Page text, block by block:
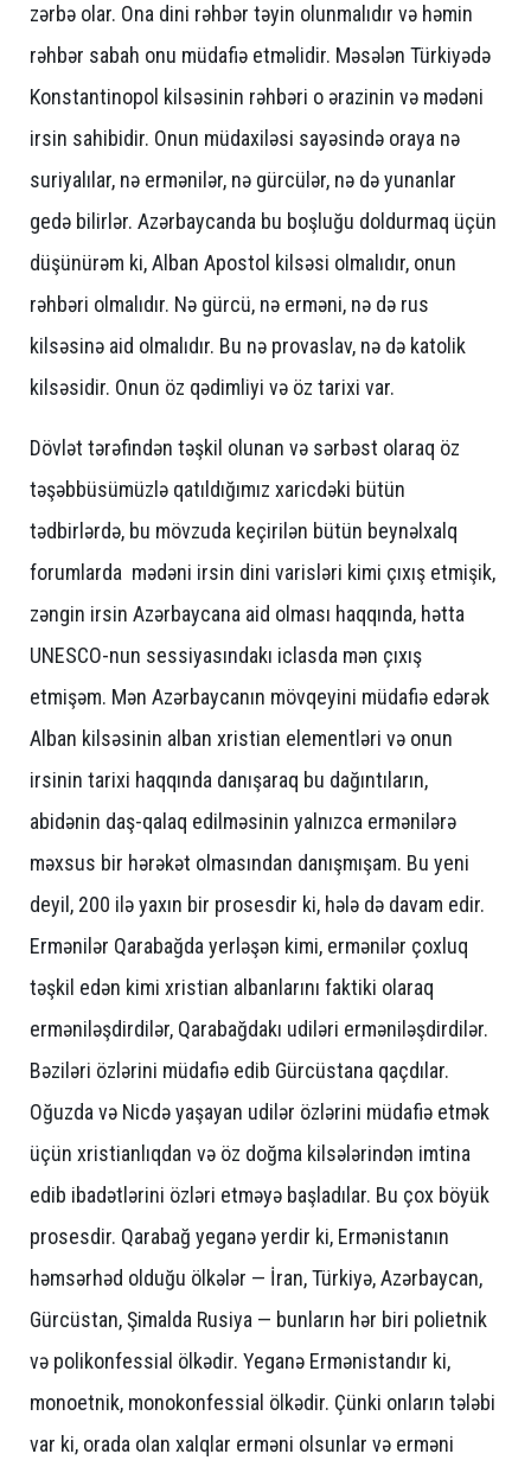
zərbə olar. Ona dini rəhbər təyin olunmalıdır və həmin
rəhbər sabah onu müdafiə etməlidir. Məsələn Türkiyədə
Konstantinopol kilsəsinin rəhbəri o ərazinin və mədəni
irsin sahibidir. Onun müdaxiləsi sayəsində oraya nə
suriyalılar, nə ermənilər, nə gürcülər, nə də yunanlar
gedə bilirlər. Azərbaycanda bu boşluğu doldurmaq üçün
düşünürəm ki, Alban Apostol kilsəsi olmalıdır, onun
rəhbəri olmalıdır. Nə gürcü, nə erməni, nə də rus
kilsəsinə aid olmalıdır. Bu nə provaslav, nə də katolik
kilsəsidir. Onun öz qədimliyi və öz tarixi var.
Dövlət tərəfindən təşkil olunan və sərbəst olaraq öz
təşəbbüsümüzlə qatıldığımız xaricdəki bütün
tədbirlərdə, bu mövzuda keçirilən bütün beynəlxalq
forumlarda mədəni irsin dini varisləri kimi çıxış etmişik,
zəngin irsin Azərbaycana aid olması haqqında, hətta
UNESCO-nun sessiyasındakı iclasda mən çıxış
etmişəm. Mən Azərbaycanın mövqeyini müdafiə edərək
Alban kilsəsinin alban xristian elementləri və onun
irsinin tarixi haqqında danışaraq bu dağıntıların,
abidənin daş-qalaq edilməsinin yalnızca ermənilərə
məxsus bir hərəkət olmasından danışmışam. Bu yeni
deyil, 200 ilə yaxın bir prosesdir ki, hələ də davam edir.
Ermənilər Qarabağda yerləşən kimi, ermənilər çoxluq
təşkil edən kimi xristian albanlarını faktiki olaraq
erməniləşdirdilər, Qarabağdakı udiləri erməniləşdirdilər.
Bəziləri özlərini müdafiə edib Gürcüstana qaçdılar.
Oğuzda və Nicdə yaşayan udilər özlərini müdafiə etmək
üçün xristianlıqdan və öz doğma kilsələrindən imtina
edib ibadətlərini özləri etməyə başladılar. Bu çox böyük
prosesdir. Qarabağ yeganə yerdir ki, Ermənistanın
həmsərhəd olduğu ölkələr — İran, Türkiyə, Azərbaycan,
Gürcüstan, Şimalda Rusiya — bunların hər biri polietnik
və polikonfessial ölkədir. Yeganə Ermənistandır ki,
monoetnik, monokonfessial ölkədir. Çünki onların tələbi
var ki, orada olan xalqlar erməni olsunlar və erməni